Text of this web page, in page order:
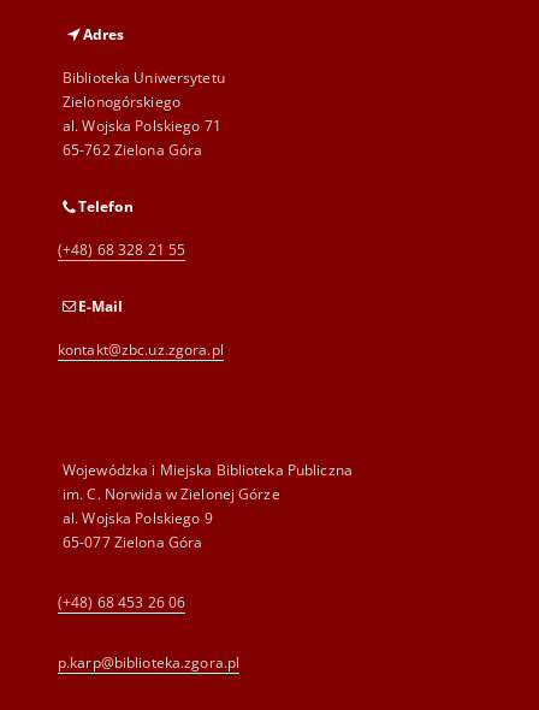
Adres
Biblioteka Uniwersytetu
Zielonogórskiego
al. Wojska Polskiego 71
65-762 Zielona Góra
Telefon
(+48) 68 328 21 55
E-Mail
kontakt@zbc.uz.zgora.pl
Wojewódzka i Miejska Biblioteka Publiczna
im. C. Norwida w Zielonej Górze
al. Wojska Polskiego 9
65-077 Zielona Góra
(+48) 68 453 26 06
p.karp@biblioteka.zgora.pl